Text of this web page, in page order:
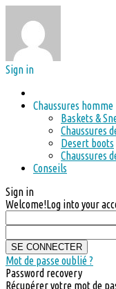
Sign in
Chaussures homme
Baskets &
Chaussures
Desert boots
Chaussures
Conseils
Sign in
Welcome!Log into your
Mot de passe oublié ?
Password recovery
Récupérer votre mot de